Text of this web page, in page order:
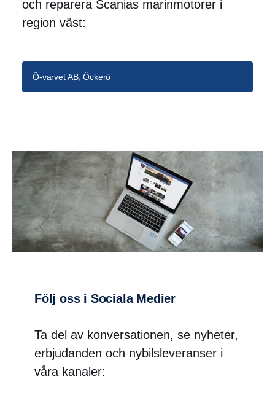
och reparera Scanias marinmotorer i
region väst:
Ö-varvet AB, Öckerö
Följ oss i Sociala Medier
Ta del av konversationen, se nyheter,
erbjudanden och nybilsleveranser i
våra kanaler: